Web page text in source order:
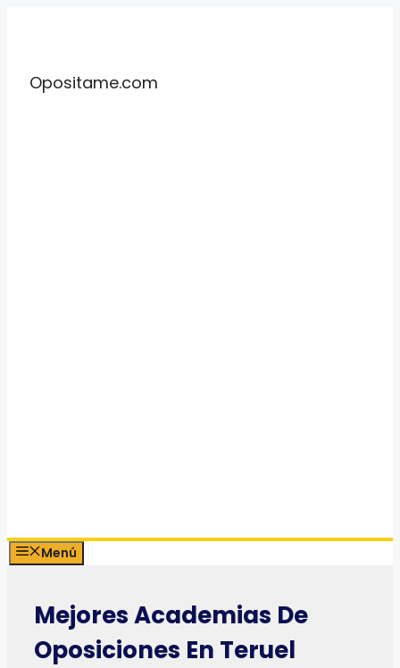
Opositame.com
Menú
Mejores Academias De
Oposiciones En Teruel